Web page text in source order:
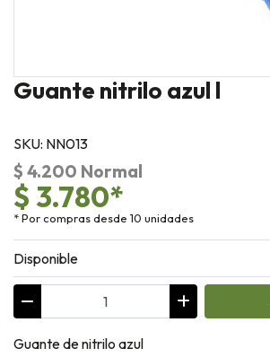
Guante nitrilo azul l
SKU: NN013
$ 4.200 Normal
$ 3.780*
* Por compras desde 10 unidades
Disponible
Guante de nitrilo azul